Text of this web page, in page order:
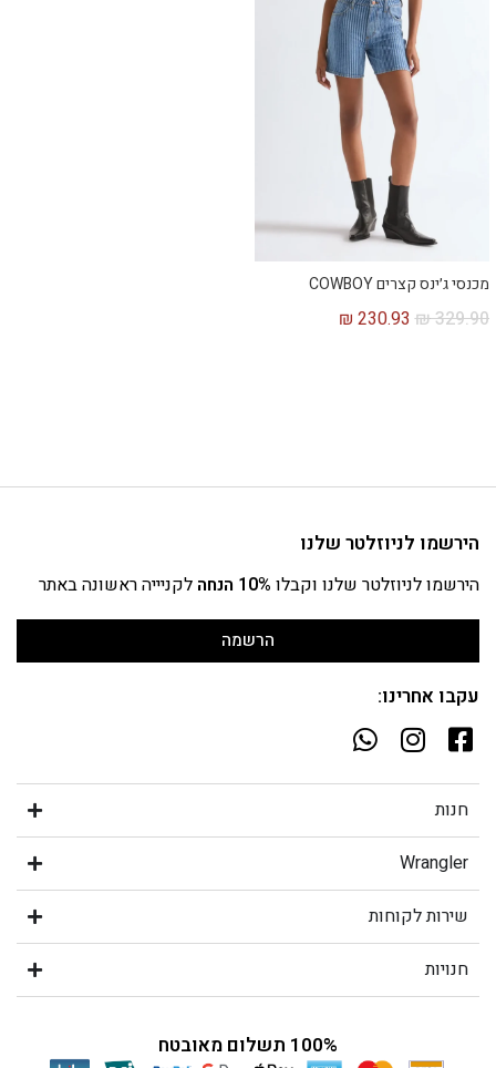
מכנסי ג׳ינס קצרים COWBOY
₪329.90
₪ 230.93
הירשמו לניוזלטר שלנו
הירשמו לניוזלטר שלנו וקבלו 10% הנחה לקניייה ראשונה באתר
הרשמה
עקבו אחרינו:
חנות
Wrangler
שירות לקוחות
חנויות
100% תשלום מאובטח